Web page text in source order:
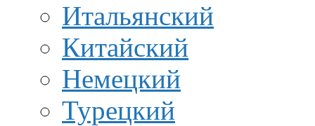
Итальянский
Китайский
Немецкий
Турецкий